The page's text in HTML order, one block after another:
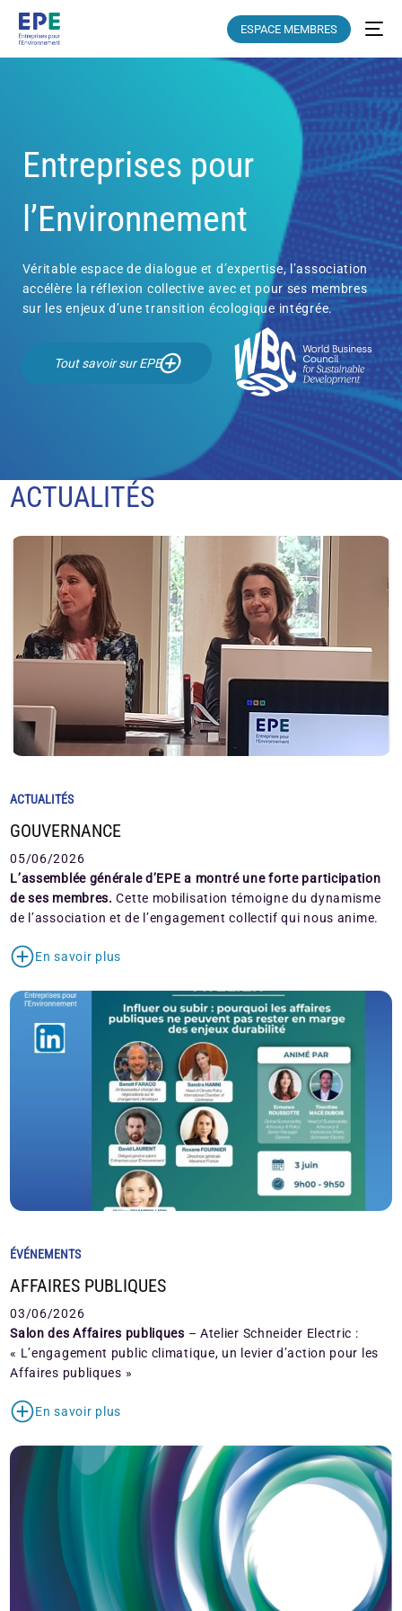
ESPACE MEMBRES
Entreprises pour
l’Environnement
Véritable espace de dialogue et d’expertise, l’association
accélère la réflexion collective avec et pour ses membres
sur les enjeux d’une transition écologique intégrée.
Tout savoir sur EPE
ACTUALITÉS
ACTUALITÉS
GOUVERNANCE
05/06/2026
L’assemblée générale d’EPE a montré une forte participation
de ses membres.Cette mobilisation témoigne du dynamisme
de l’association et de l’engagement collectif qui nous anime.
En savoir plus
ÉVÉNEMENTS
AFFAIRES PUBLIQUES
03/06/2026
Salon des Affaires publiques – Atelier Schneider Electric :
« L’engagement public climatique, un levier d’action pour les
Affaires publiques »
En savoir plus